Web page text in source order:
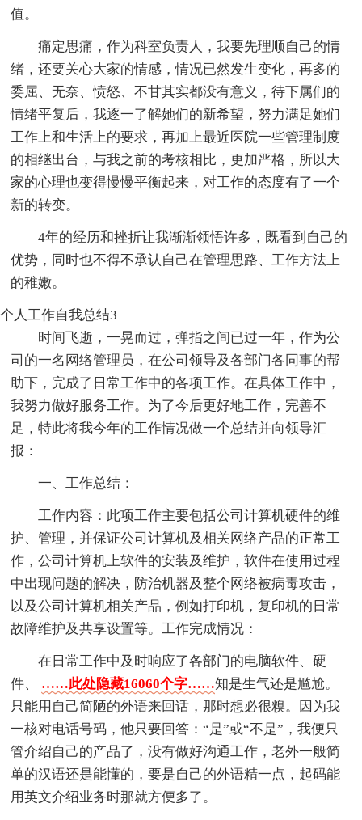
值。
痛定思痛，作为科室负责人，我要先理顺自己的情
绪，还要关心大家的情感，情况已然发生变化，再多的
委屈、无奈、愤怒、不甘其实都没有意义，待下属们的
情绪平复后，我逐一了解她们的新希望，努力满足她们
工作上和生活上的要求，再加上最近医院一些管理制度
的相继出台，与我之前的考核相比，更加严格，所以大
家的心理也变得慢慢平衡起来，对工作的态度有了一个
新的转变。
4年的经历和挫折让我渐渐领悟许多，既看到自己的
优势，同时也不得不承认自己在管理思路、工作方法上
的稚嫩。
个人工作自我总结3
时间飞逝，一晃而过，弹指之间已过一年，作为公
司的一名网络管理员，在公司领导及各部门各同事的帮
助下，完成了日常工作中的各项工作。在具体工作中，
我努力做好服务工作。为了今后更好地工作，完善不
足，特此将我今年的工作情况做一个总结并向领导汇
报：
一、工作总结：
工作内容：此项工作主要包括公司计算机硬件的维
护、管理，并保证公司计算机及相关网络产品的正常工
作，公司计算机上软件的安装及维护，软件在使用过程
中出现问题的解决，防治机器及整个网络被病毒攻击，
以及公司计算机相关产品，例如打印机，复印机的日常
故障维护及共享设置等。工作完成情况：
在日常工作中及时响应了各部门的电脑软件、硬
件、 ……此处隐藏16060个字……知是生气还是尴尬。
只能用自己简陋的外语来回话，那时想必很糗。因为我
一核对电话号码，他只要回答：“是”或“不是”，我便只
管介绍自己的产品了，没有做好沟通工作，老外一般简
单的汉语还是能懂的，要是自己的外语精一点，起码能
用英文介绍业务时那就方便多了。